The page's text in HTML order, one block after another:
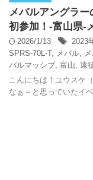
メバルアングラ
初参加！-富山県-
2026/1/13 2023
SPRS-70L-T, メバル
バルマッシブ 富山 遠
こんにちは！ユウスケ
なぁ～と思っていたイベ